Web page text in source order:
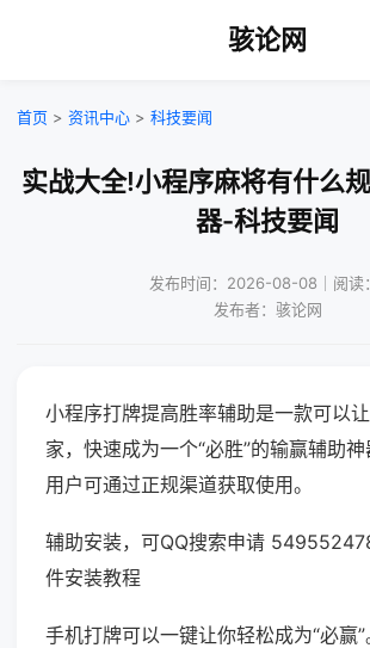
骇论网
首页 > 资讯中心 > 科技要闻
实战大全!小程序麻将有什么
器-科技要闻
发布时间：2026-08-08｜阅读
发布者：骇论网
小程序打牌提高胜率辅助是一款可以
家，快速成为一个“必胜”的输赢辅助
用户可通过正规渠道获取使用。
辅助安装，可QQ搜索申请
件安装教程
手机打牌可以一键让你轻松成为“必赢